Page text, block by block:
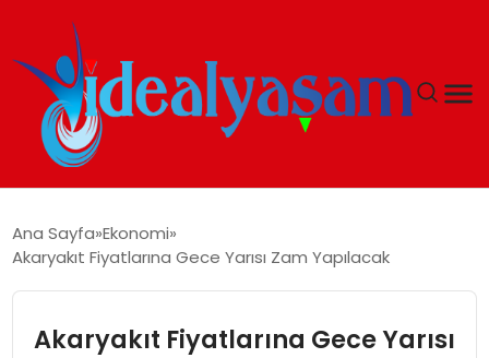
GÜNDEM
EKONOMI
Ana Sayfa Ekonomi
Akaryakıt Fiyatlarına Gece Yarısı Zam Yapılacak
Akaryakıt Fiyatlarına Gece Yarısı